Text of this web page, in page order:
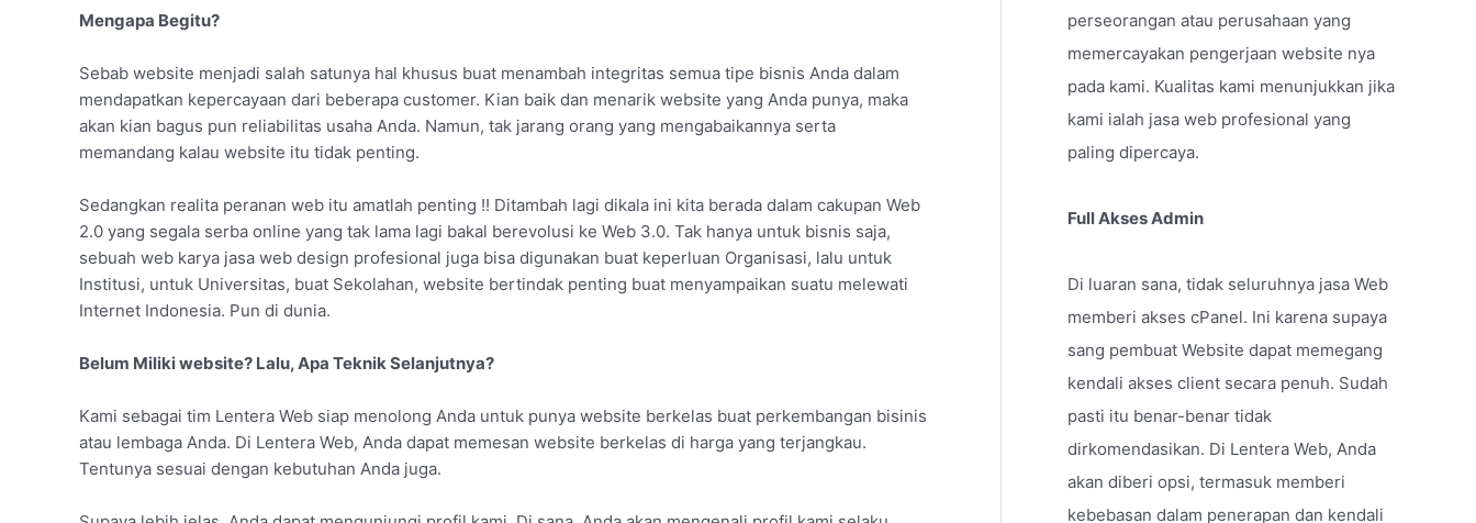
Mengapa Begitu?
Sebab website menjadi salah satunya hal khusus buat menambah integritas semua tipe bisnis Anda dalam
mendapatkan kepercayaan dari beberapa customer. Kian baik dan menarik website yang Anda punya, maka
akan kian bagus pun reliabilitas usaha Anda. Namun, tak jarang orang yang mengabaikannya serta
memandang kalau website itu tidak penting.
Sedangkan realita peranan web itu amatlah penting !! Ditambah lagi dikala ini kita berada dalam cakupan Web
2.0 yang segala serba online yang tak lama lagi bakal berevolusi ke Web 3.0. Tak hanya untuk bisnis saja,
sebuah web karya jasa web design profesional juga bisa digunakan buat keperluan Organisasi, lalu untuk
Institusi, untuk Universitas, buat Sekolahan, website bertindak penting buat menyampaikan suatu melewati
Internet Indonesia. Pun di dunia.
Belum Miliki website? Lalu, Apa Teknik Selanjutnya?
Kami sebagai tim Lentera Web siap menolong Anda untuk punya website berkelas buat perkembangan bisinis
atau lembaga Anda. Di Lentera Web, Anda dapat memesan website berkelas di harga yang terjangkau.
Tentunya sesuai dengan kebutuhan Anda juga.
perseorangan atau perusahaan yang
memercayakan pengerjaan website nya
pada kami. Kualitas kami menunjukkan jika
kami ialah jasa web profesional yang
paling dipercaya.
Full Akses Admin
Di luaran sana, tidak seluruhnya jasa Web
memberi akses cPanel. Ini karena supaya
sang pembuat Website dapat memegang
kendali akses client secara penuh. Sudah
pasti itu benar-benar tidak
dirkomendasikan. Di Lentera Web, Anda
akan diberi opsi, termasuk memberi
kebebasan dalam penerapan dan kendali